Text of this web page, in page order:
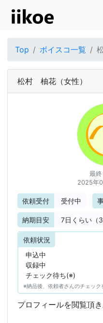
Top ボイスコ一覧
松村 柚花 （女性）
最
2025年
依頼受付 受付中
納期目安 7日くらい（
依頼状況
申込中
収録中
チェック待ち(※)
※納品後、依頼者さんのチェック
プロフィールを閲覧頂